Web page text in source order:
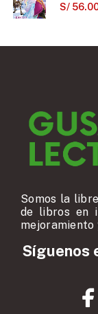
S/
Somos la
de libros en
Síguenos